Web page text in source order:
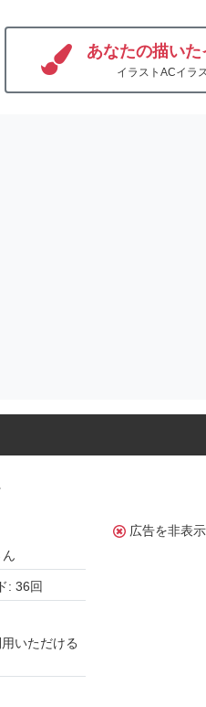
あなたの描い
イラストACイラ
ん
: 36回
いただける
広告を非表